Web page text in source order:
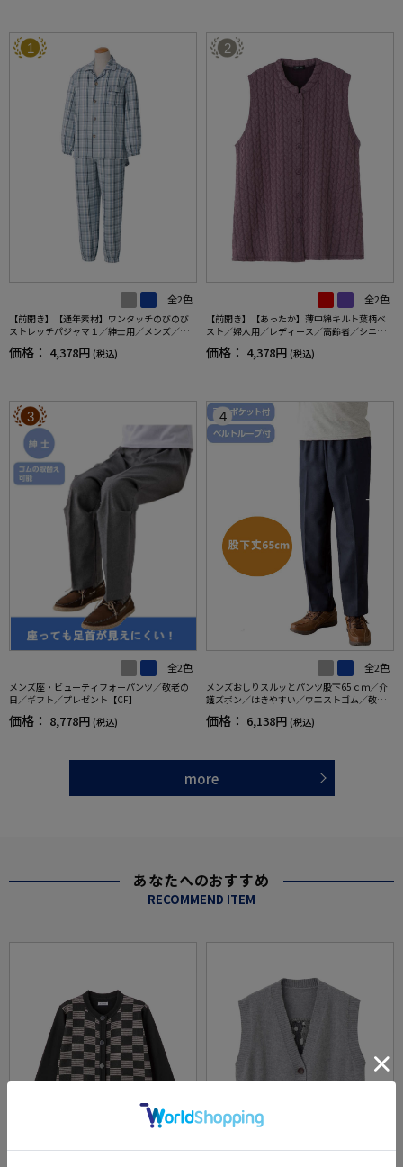
1
全2色
【前開き】【通年素材】ワンタッチのびのび
ストレッチパジャマ１／紳士用／メンズ／高
齢者／シニア／名前記入欄付／後ろ長め／ギ
フト／プレゼント【CF】
価格： 4,378円 (税込)
2
全2色
【前開き】【あったか】薄中綿キルト葉柄ベ
スト／婦人用／レディース／高齢者／シニア
／秋冬／洗濯OK／自宅で洗える／名前記入欄
付／両脇ポケット／お出かけ／ギフト【CF】
価格： 4,378円 (税込)
3
全2色
メンズ座・ビューティフォーパンツ／敬老の
日／ギフト／プレゼント【CF】
価格： 8,778円 (税込)
4
全2色
メンズおしりスルッとパンツ股下65ｃｍ／介
護ズボン／はきやすい／ウエストゴム／敬老
の日／ギフト／プレゼント【CF】
価格： 6,138円 (税込)
more
あなたへのおすすめ
RECOMMEND ITEM